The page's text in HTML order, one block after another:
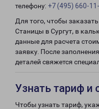
телефону: +7 (495) 660-
Для того, чтобы
Станицы в Сургут, в
данные для расчета
заявку. После
деталей свяжется
Узнать тариф и
Чтобы узнать тариф,